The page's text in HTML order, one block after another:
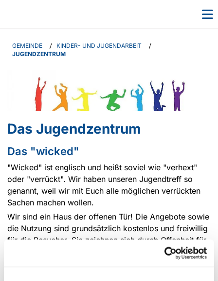
GEMEINDE / KINDER- UND JUGENDARBEIT /
JUGENDZENTRUM
Das Jugendzentrum
Das "wicked"
"Wicked" ist englisch und heißt soviel wie "verhext"
oder "verrückt". Wir haben unseren Jugendtreff so
genannt, weil wir mit Euch alle möglichen verrückten
Sachen machen wollen.
Wir sind ein Haus der offenen Tür! Die Angebote sowie
die Nutzung sind grundsätzlich kostenlos und freiwillig
für die Besucher. Sie zeichnen sich durch Offenheit für
alle Kinder und Jugendlichen aus. Somit stehen die